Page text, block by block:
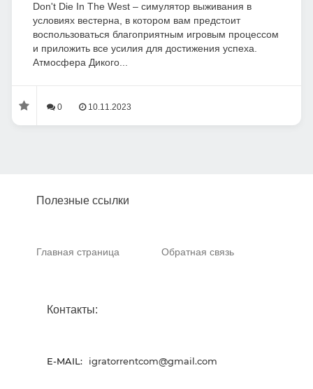
Don't Die In The West – симулятор выживания в
условиях вестерна, в котором вам предстоит
воспользоваться благоприятным игровым процессом
и приложить все усилия для достижения успеха.
Атмосфера Дикого...
0 10.11.2023
Полезные ссылки
Главная страница Обратная связь
Контакты:
E-MAIL: igratorrentcom@gmail.com